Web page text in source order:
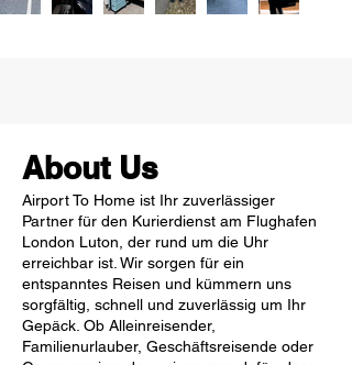
About Us
Airport To Home ist Ihr zuverlässiger
Partner für den Kurierdienst am Flughafen
London Luton, der rund um die Uhr
erreichbar ist. Wir sorgen für ein
entspanntes Reisen und kümmern uns
sorgfältig, schnell und zuverlässig um Ihr
Gepäck. Ob Alleinreisender,
Familienurlauber, Geschäftsreisende oder